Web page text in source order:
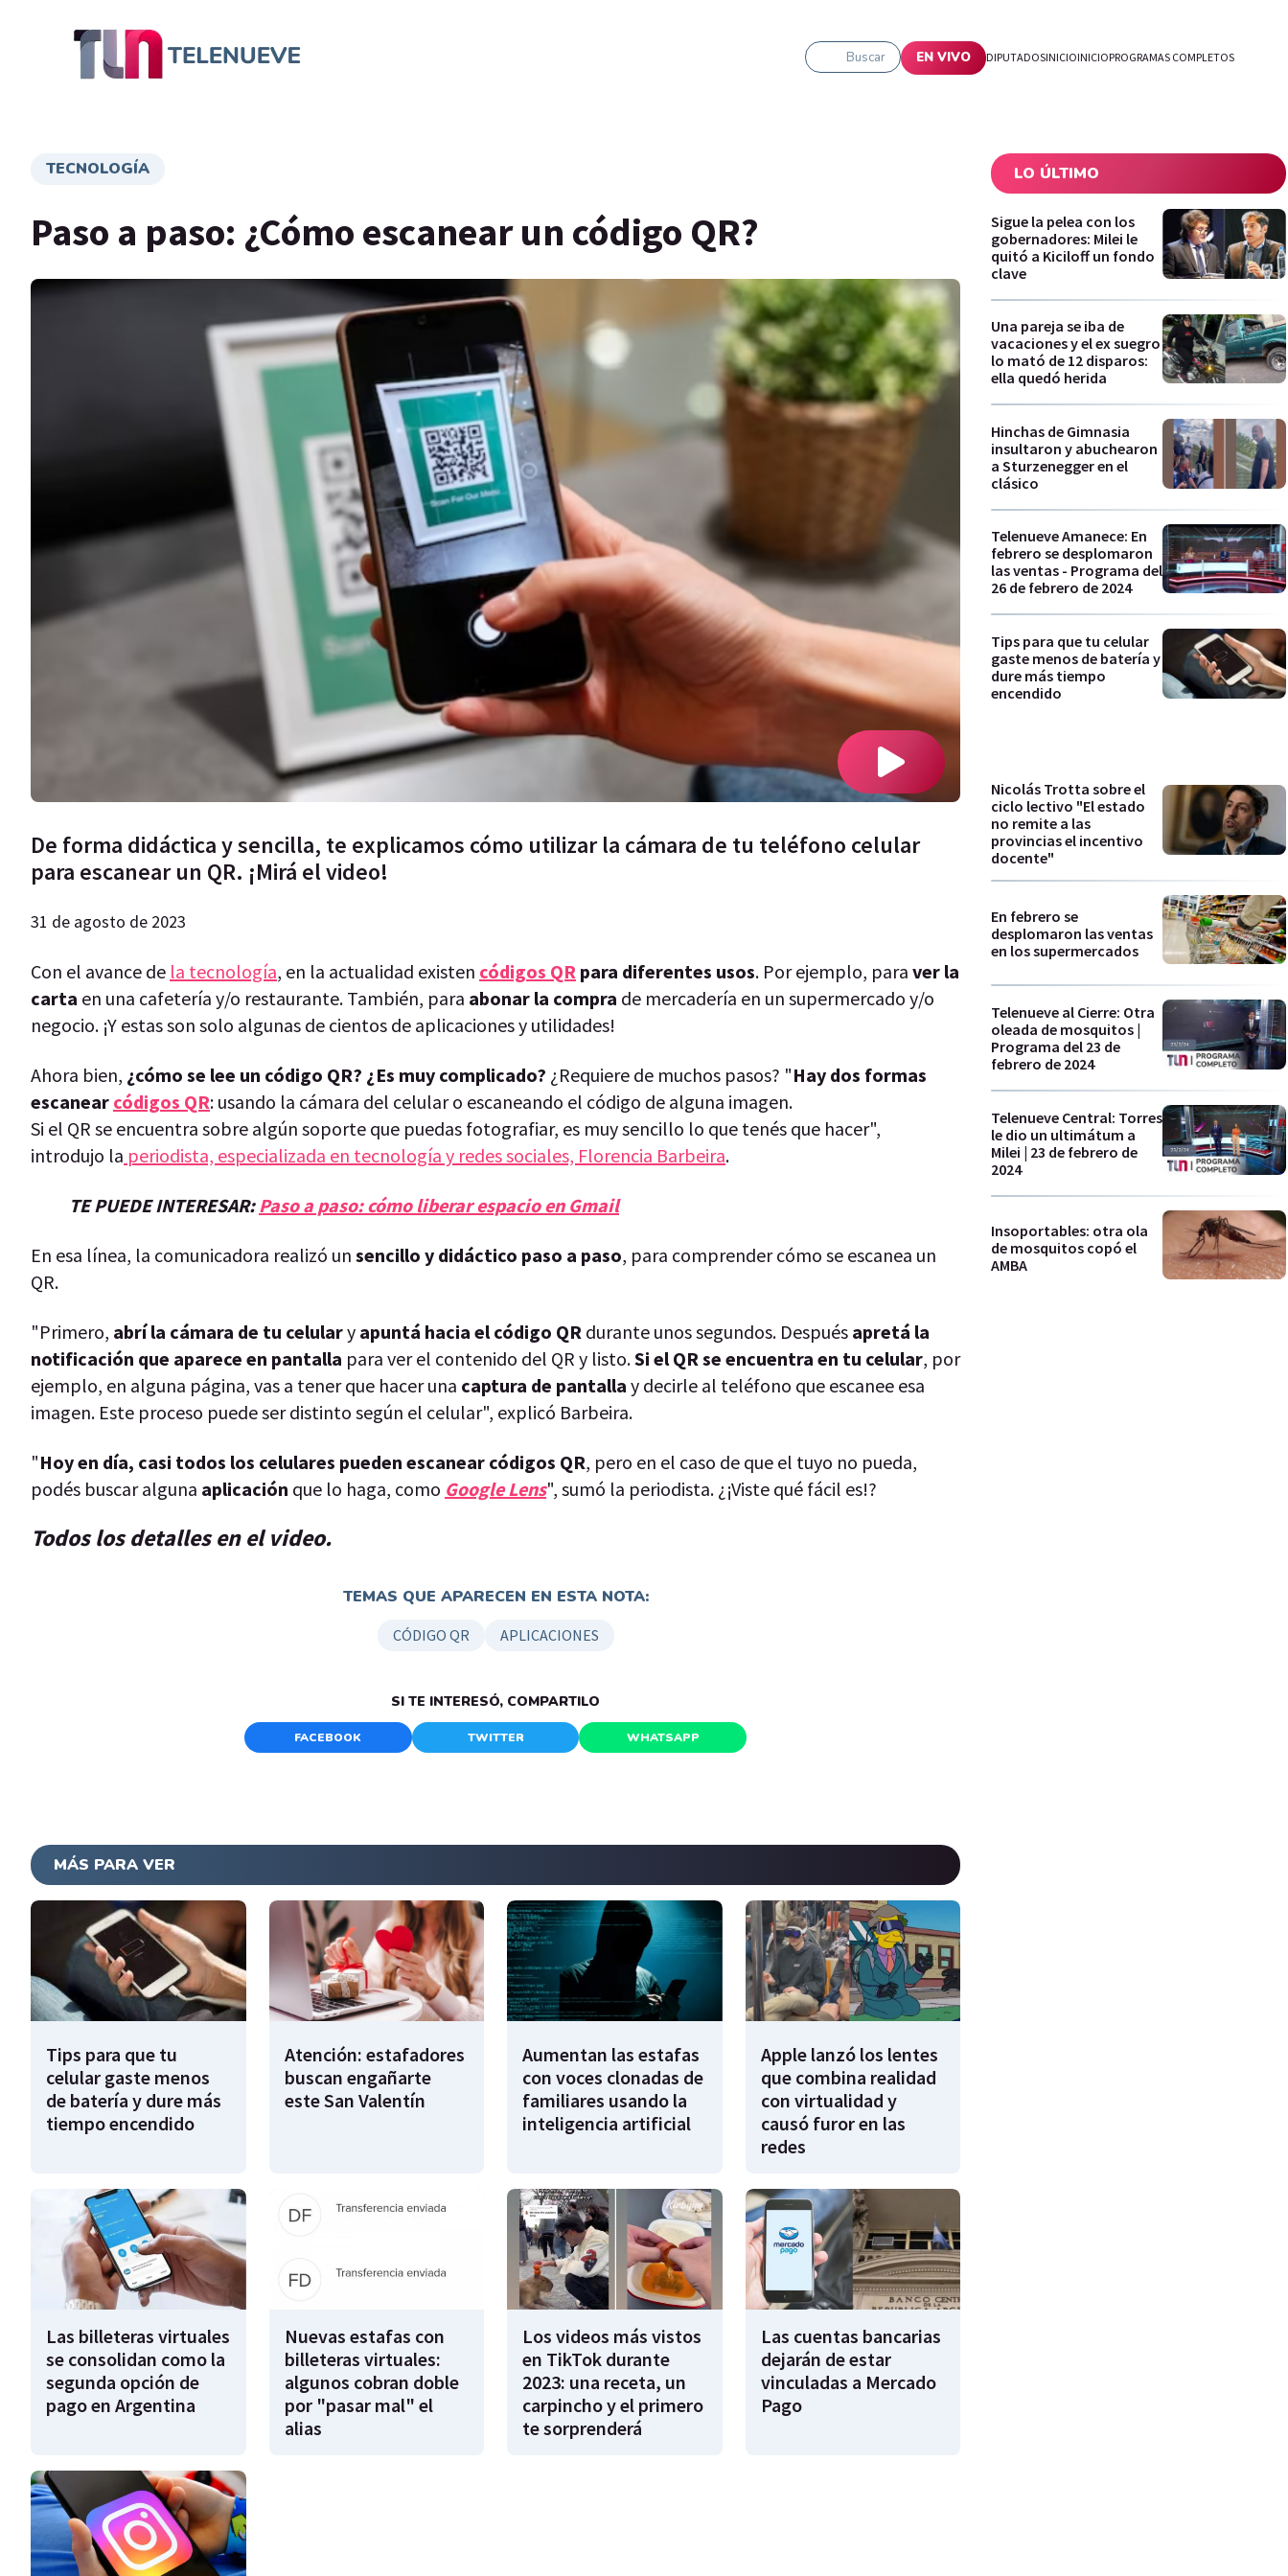
Buscar EN VIVO DIPUTADOSINICIOINICIOPROGRAMAS COMPLETOS
TECNOLOGÍA
Paso a paso: ¿Cómo escanear un código QR?
De forma didáctica y sencilla, te explicamos cómo utilizar la cámara de tu teléfono celular
para escanear un QR. ¡Mirá el video!
31 de agosto de 2023
Con el avance de la tecnología, en la actualidad existen códigos QR para diferentes usos. Por ejemplo, para ver la
carta en una cafetería y/o restaurante. También, para abonar la compra de mercadería en un supermercado y/o
negocio. ¡Y estas son solo algunas de cientos de aplicaciones y utilidades!
Ahora bien, ¿cómo se lee un código QR? ¿Es muy complicado? ¿Requiere de muchos pasos? "Hay dos formas
escanear códigos QR: usando la cámara del celular o escaneando el código de alguna imagen.
Si el QR se encuentra sobre algún soporte que puedas fotografiar, es muy sencillo lo que tenés que hacer",
introdujo la periodista, especializada en tecnología y redes sociales, Florencia Barbeira.
TE PUEDE INTERESAR: Paso a paso: cómo liberar espacio en Gmail
En esa línea, la comunicadora realizó un sencillo y didáctico paso a paso, para comprender cómo se escanea un
QR.
"Primero, abrí la cámara de tu celulary apuntá hacia el código QR durante unos segundos. Después apretá la
notificación que aparece en pantalla para ver el contenido del QR y listo.Si el QR se encuentra en tu celular, por
ejemplo, en alguna página, vas a tener que hacer una captura de pantalla y decirle al teléfono que escanee esa
imagen. Este proceso puede ser distinto según el celular", explicó Barbeira.
"Hoy en día, casi todos los celulares pueden escanear códigos QR, pero en el caso de que el tuyo no pueda,
podés buscar alguna aplicación que lo haga, como Google Lens", sumó la periodista. ¿¡Viste qué fácil es!?
Todos los detalles en el video.
TEMAS QUE APARECEN EN ESTA NOTA:
CÓDIGO QR APLICACIONES
SI TE INTERESÓ, COMPARTILO
FACEBOOK TWITTER WHATSAPP
MÁS PARA VER
Tips para que tu
celular gaste menos
de batería y dure más
tiempo encendido
Atención: estafadores
buscan engañarte
este San Valentín
Aumentan las estafas
con voces clonadas de
familiares usando la
inteligencia artificial
Apple lanzó los lentes
que combina realidad
con virtualidad y
causó furor en las
redes
Las billeteras virtuales
se consolidan como la
segunda opción de
pago en Argentina
Nuevas estafas con
billeteras virtuales:
algunos cobran doble
por "pasar mal" el
alias
Los videos más vistos
en TikTok durante
2023: una receta, un
carpincho y el primero
te sorprenderá
Las cuentas bancarias
dejarán de estar
vinculadas a Mercado
Pago
LO ÚLTIMO
Sigue la pelea con los
gobernadores: Milei le
quitó a Kiciloff un fondo
clave
Una pareja se iba de
vacaciones y el ex suegro
lo mató de 12 disparos:
ella quedó herida
Hinchas de Gimnasia
insultaron y abuchearon
a Sturzenegger en el
clásico
Telenueve Amanece: En
febrero se desplomaron
las ventas - Programa del
26 de febrero de 2024
Tips para que tu celular
gaste menos de batería y
dure más tiempo
encendido
Nicolás Trotta sobre el
ciclo lectivo "El estado
no remite a las
provincias el incentivo
docente"
En febrero se
desplomaron las ventas
en los supermercados
Telenueve al Cierre: Otra
oleada de mosquitos |
Programa del 23 de
febrero de 2024
Telenueve Central: Torres
le dio un ultimátum a
Milei | 23 de febrero de
2024
Insoportables: otra ola
de mosquitos copó el
AMBA